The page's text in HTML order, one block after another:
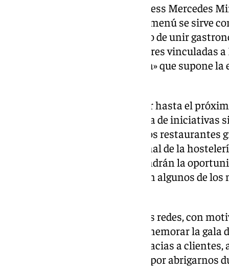
Según ha apuntado a Europa Press Mercedes
responsable del restaurante, el menú se sirve
filosofía de este establecimiento de unir
hicieron con iniciativas anteriores vinculadas a
aprovechando la «ocasión única» que supone
Un menú que se puede disfrutar hasta el
momento no viene acompañada de iniciativas
especiales para los Goya en otros
Versos Sueltos y desde la patronal de la
establecimiento no saben si tendrán la
algún nominado o premiado con algunos de
La idea surgía, detallaban en sus redes, con
primer aniversario y «para conmemorar la gala
Granada». «Queremos dar las gracias a
hacernos el camino más fácil y por abrigarnos